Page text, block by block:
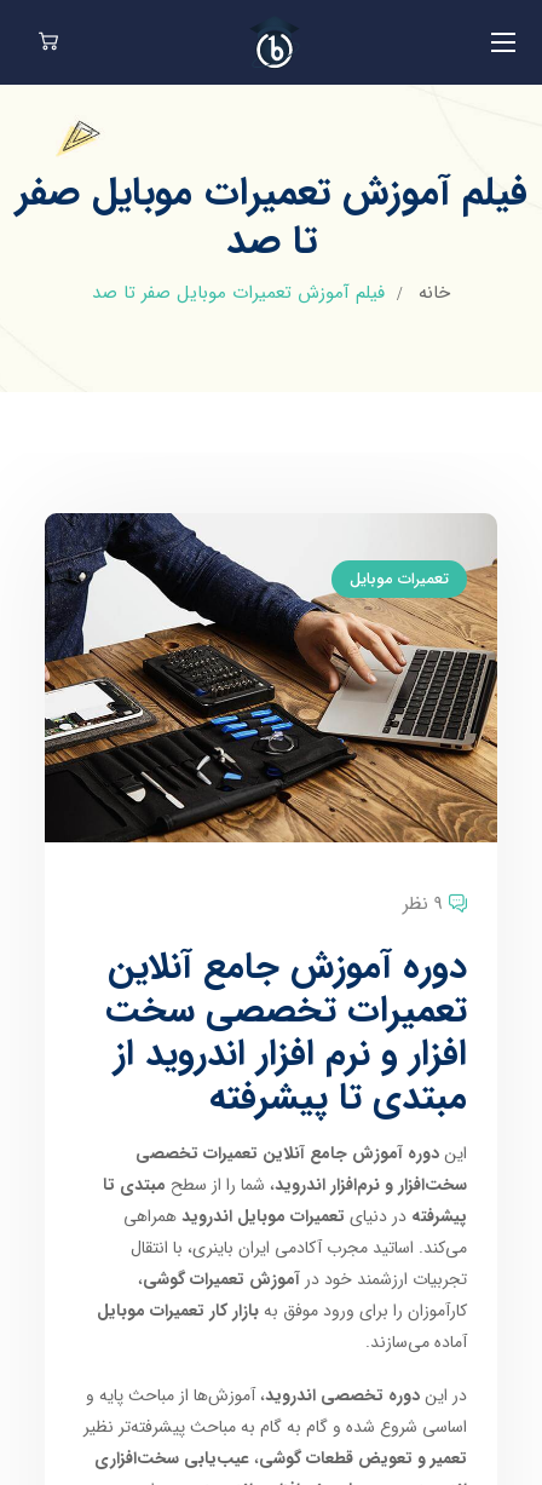
فیلم آموزش تعمیرات موبایل صفر
تا صد
خانه فیلم آموزش تعمیرات موبایل صفر تا صد
تعمیرات موبایل
9 نظر
دوره آموزش جامع آنلاین
تعمیرات تخصصی سخت
افزار و نرم افزار اندروید از
مبتدی تا پیشرفته
ایندوره آموزش جامع آنلاین تعمیرات تخصصی
سخت‌افزار و نرم‌افزار اندروید، شما را از سطح مبتدی تا
پیشرفته در دنیای تعمیرات موبایل اندرویدهمراهی
می‌کند. اساتید مجرب آکادمی ایران باینری، با انتقال
تجربیات ارزشمند خود درآموزش تعمیرات گوشی،
کارآموزان را برای ورود موفق بهبازار کار تعمیرات موبایل
آماده می‌سازند.
در ایندوره تخصصی اندروید، آموزش‌ها از مباحث پایه و
اساسی شروع شده و گام به گام به مباحث پیشرفته‌تر نظیر
تعمیر و تعویض قطعات گوشی،عیب‌یابی سخت‌افزاری